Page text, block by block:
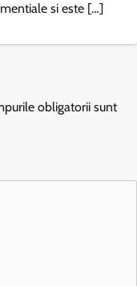
si este […]
obligatorii sunt